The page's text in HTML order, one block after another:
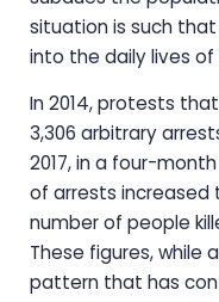
situation is such
into the daily lives of
In 2014, protests
3,306 arbitrary
2017, in a four-
of arrests increased
number of people
These figures, while
pattern that has